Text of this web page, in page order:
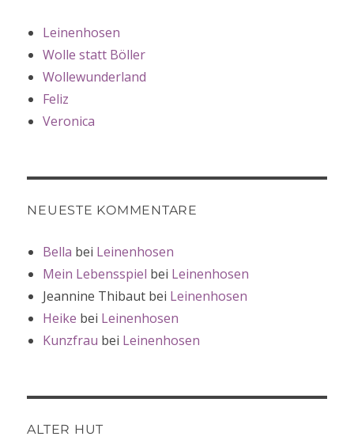
Leinenhosen
Wolle statt Böller
Wollewunderland
Feliz
Veronica
NEUESTE KOMMENTARE
Bella bei Leinenhosen
Mein Lebensspiel bei Leinenhosen
Jeannine Thibaut bei Leinenhosen
Heike bei Leinenhosen
Kunzfrau bei Leinenhosen
ALTER HUT